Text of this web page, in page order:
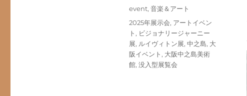
日:
カ
ゴ
リ
ー
event, 音楽＆アート
タ
グ
2025年展示会, アートイベン
ト , ビジョナリージャーニー
展, ルイヴィトン展, 中之島, 大
阪イベント , 大阪中之島美術
館, 没入型展覧会